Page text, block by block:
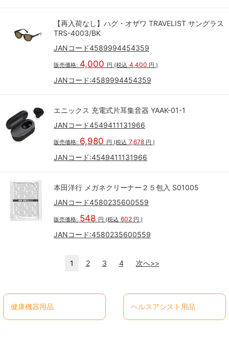
【再入荷なし】ハグ・オザワ TRAVELIST サングラス
TRS-4003/BK
JANコード4589994454359
販売価格: 4,000 円 (税込 4,400 円 )
JANコード:4589994454359
エニックス 充電式片耳集音器 YAAK-01-1
JANコード4549411131966
販売価格: 6,980 円 (税込 7,678 円 )
JANコード:4549411131966
本田洋行 メガネクリーナー２５包入 S01005
JANコード4580235600559
販売価格: 548 円 (税込 602 円 )
JANコード:4580235600559
1 2 3 4 次へ>>
健康機器用品 ヘルスアシスト用品